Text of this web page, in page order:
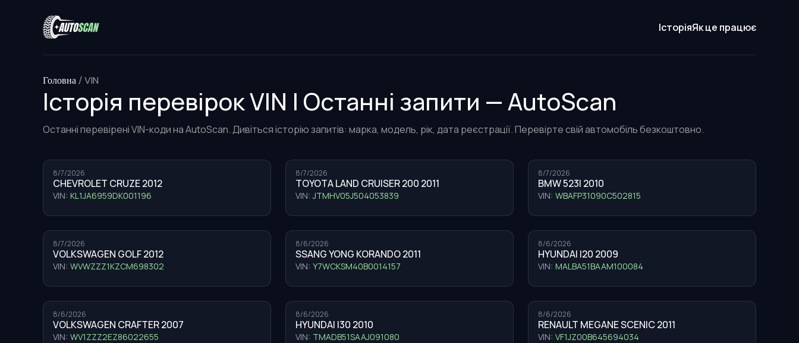
ІсторіяЯк це працює
Головна /VIN
Історія перевірок VIN | Останні запити — AutoScan
Останні перевірені VIN-коди на AutoScan. Дивіться історію запитів: марка, модель, рік, дата реєстрації. Перевірте свій автомобіль безкоштовно.
8/7/2026
CHEVROLET CRUZE 2012
VIN: KL1JA6959DK001196
8/7/2026
TOYOTA LAND CRUISER 200 2011
VIN: JTMHV05J504053839
8/7/2026
BMW 523I 2010
VIN: WBAFP31090C502815
8/7/2026
VOLKSWAGEN GOLF 2012
VIN: WVWZZZ1KZCM698302
8/6/2026
SSANG YONG KORANDO 2011
VIN: Y7WCKSM40B0014157
8/6/2026
HYUNDAI I20 2009
VIN: MALBA51BAAM100084
8/6/2026
VOLKSWAGEN CRAFTER 2007
VIN: WV1ZZZ2EZ86022655
8/6/2026
HYUNDAI I30 2010
VIN: TMADB51SAAJ091080
8/6/2026
RENAULT MEGANE SCENIC 2011
VIN: VF1JZ00B645694034